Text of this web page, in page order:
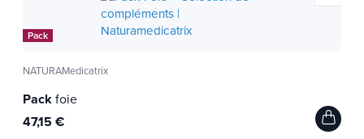
Pack
NATURAMedicatrix
Packfoie
47,15 €